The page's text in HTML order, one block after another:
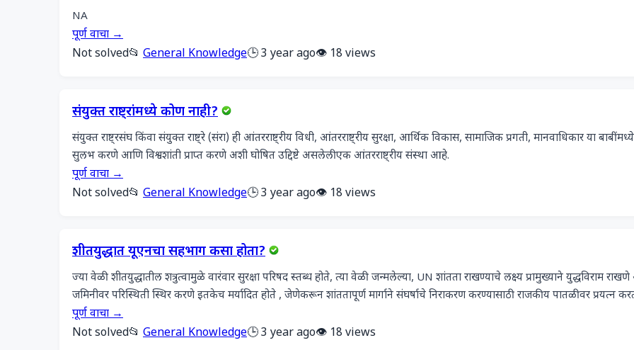
NA
पूर्ण वाचा →
Not solved📂 General Knowledge🕒 3 year ago👁️ 18 views
संयुक्त राष्ट्रांमध्ये कोण नाही?
संयुक्त राष्ट्रसंघ किंवा संयुक्त राष्ट्रे (संरा) ही आंतरराष्ट्रीय विधी, आंतरराष्ट्रीय सुरक्षा, आर्थिक विकास, सामाजिक प्रगती, मानवाधिकार या
सुलभ करणे आणि विश्वशांती प्राप्त करणे अशी घोषित उद्दिष्टे असलेली एक आंतरराष्ट्रीय संस्था आहे.
पूर्ण वाचा →
Not solved📂 General Knowledge🕒 3 year ago👁️ 18 views
शीतयुद्धात यूएनचा सहभाग कसा होता?
ज्या वेळी शीतयुद्धातील शत्रुत्वामुळे वारंवार सुरक्षा परिषद स्तब्ध होते, त्या वेळी जन्मलेल्या, UN शांतता राखण्याचे लक्ष्य प्रामुख्याने युद्धविराम
जमिनीवर परिस्थिती स्थिर करणे इतकेच मर्यादित होते , जेणेकरून शांततापूर्ण मार्गाने संघर्षाचे निराकरण करण्यासाठी राजकीय पातळीवर प्रयत्न
पूर्ण वाचा →
Not solved📂 General Knowledge🕒 3 year ago👁️ 18 views